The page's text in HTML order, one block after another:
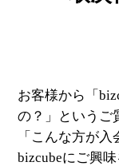
お客様から「
の？」というご
「こんな方が
bizcubeにご興